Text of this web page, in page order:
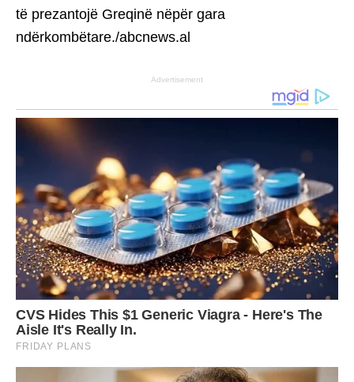
të prezantojë Greqinë nëpër gara
ndërkombëtare./abcnews.al
Advertisement